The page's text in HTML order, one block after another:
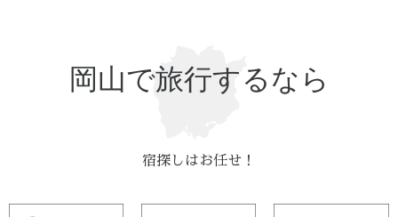
岡山で旅行するなら
宿探しはお任せ！